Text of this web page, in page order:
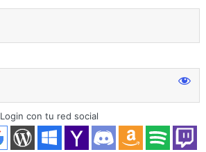
Acceder
Login con tu red social